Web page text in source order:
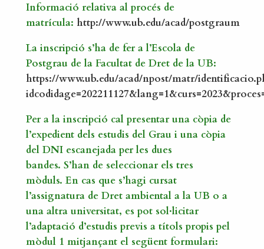
Informació relativa al procés de
matrícula: http://www.ub.edu/acad/postgraum
La inscripció s’ha de fer a l’Escola de
Postgrau de la Facultat de Dret de la UB:
https://www.ub.edu/acad/npost/matr/
Per a la inscripció cal presentar una còpia de
l’expedient dels estudis del Grau i una còpia
del DNI escanejada per les dues
bandes. S’han de seleccionar els tres
mòduls. En cas que s’hagi cursat
l’assignatura de Dret ambiental a la UB o a
una altra universitat, es pot sol·licitar
l’adaptació d’estudis previs a títols propis pel
mòdul 1 mitjançant el següent formulari: